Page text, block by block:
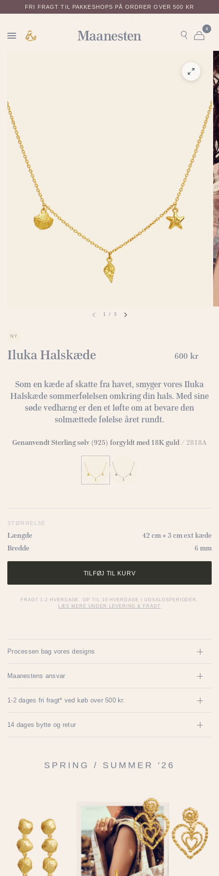
FRI FRAGT TIL PAKKESHOPS PÅ ORDRER OVER 500 KR
0
1 / 3
NY
Iluka Halskæde 600 kr
Som en kæde af skatte fra havet, smyger vores Iluka
Halskæde sommerfølelsen omkring din hals. Med sine
søde vedhæng er den et løfte om at bevare den
solmættede følelse året rundt.
Genanvendt Sterling sølv (925) forgyldt med 18K guld / 2818A
STØRRELSE
Længde
42 cm + 3 cm ext kæde
Bredde
6 mm
TILFØJ TIL KURV
FRAGT 1-2 HVERDAGE. OP TIL 10 HVERDAGE I UDSALGSPERIODER.
LÆS MERE UNDER LEVERING & FRAGT
Processen bag vores designs
Maanestens ansvar
1-2 dages fri fragt* ved køb over 500 kr.
14 dages bytte og retur
SPRING / SUMMER '26